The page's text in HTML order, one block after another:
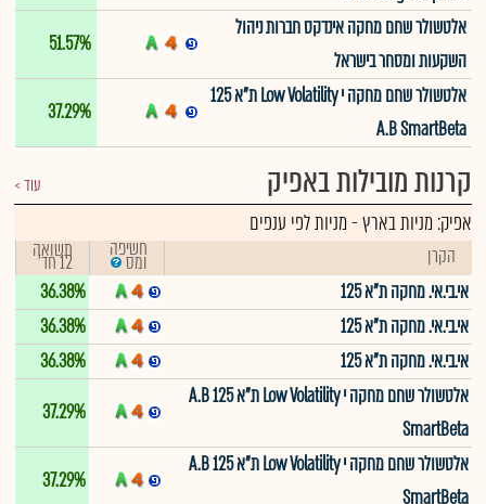
אלטשולר שחם מחקה אינדקס חברות ניהול
השקעות ומסחר בישראל
51.57%
אלטשולר שחם מחקה י Low Volatility ת"א 125
A.B SmartBeta
37.29%
קרנות מובילות באפיק עוד
אפיק:מניות בארץ-מניות לפי ענפים
הקרן חשיפה
ומס תשואה
12 חד'
אי.בי.אי. מחקה ת"א 125
36.38%
אי.בי.אי. מחקה ת"א 125
36.38%
אי.בי.אי. מחקה ת"א 125
36.38%
אלטשולר שחם מחקה י Low Volatility ת"א 125 A.B
SmartBeta
37.29%
אלטשולר שחם מחקה י Low Volatility ת"א 125 A.B
SmartBeta
37.29%